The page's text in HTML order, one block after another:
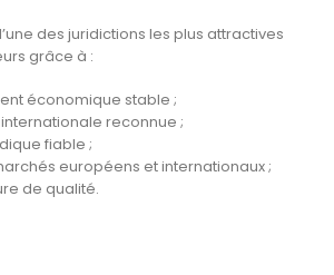
des juridictions les plus attractives
grâce à :
économique stable ;
reconnue ;
fiable ;
européens et internationaux ;
de qualité.